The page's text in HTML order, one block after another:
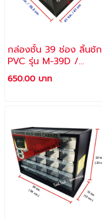
กล่องชั้น 39 ช่อง ลิ้นชัก
PVC รุ่น M-39D /
ALLWAYS
650.00 บาท